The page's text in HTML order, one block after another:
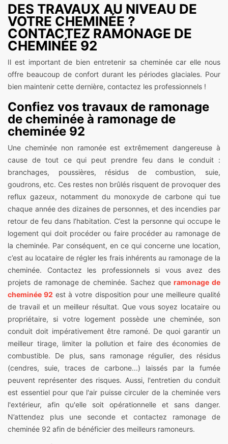
DES TRAVAUX AU NIVEAU DE
VOTRE CHEMINÉE ?
CONTACTEZ RAMONAGE DE
CHEMINÉE 92
Il est important de bien entretenir sa cheminée car elle nous
offre beaucoup de confort durant les périodes glaciales. Pour
bien maintenir cette dernière, contactez les professionnels !
Confiez vos travaux de ramonage
de cheminée à ramonage de
cheminée 92
Une cheminée non ramonée est extrêmement dangereuse à
cause de tout ce qui peut prendre feu dans le conduit :
branchages, poussières, résidus de combustion, suie,
goudrons, etc. Ces restes non brûlés risquent de provoquer des
reflux gazeux, notamment du monoxyde de carbone qui tue
chaque année des dizaines de personnes, et des incendies par
retour de feu dans l’habitation. C’est la personne qui occupe le
logement qui doit procéder ou faire procéder au ramonage de
la cheminée. Par conséquent, en ce qui concerne une location,
c’est au locataire de régler les frais inhérents au ramonage de la
cheminée. Contactez les professionnels si vous avez des
projets de ramonage de cheminée. Sachez queramonage de
cheminée 92 est à votre disposition pour une meilleure qualité
de travail et un meilleur résultat. Que vous soyez locataire ou
propriétaire, si votre logement possède une cheminée, son
conduit doit impérativement être ramoné. De quoi garantir un
meilleur tirage, limiter la pollution et faire des économies de
combustible. De plus, sans ramonage régulier, des résidus
(cendres, suie, traces de carbone...) laissés par la fumée
peuvent représenter des risques. Aussi, l'entretien du conduit
est essentiel pour que l'air puisse circuler de la cheminée vers
l'extérieur, afin qu'elle soit opérationnelle et sans danger.
N’attendez plus une seconde et contactez ramonage de
cheminée 92 afin de bénéficier des meilleurs ramoneurs.